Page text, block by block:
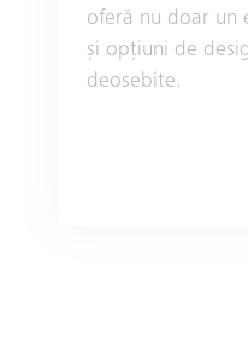
oferă nu doar un
și opţiuni de
deosebite.